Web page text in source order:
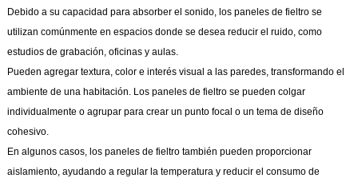
Debido a su capacidad para absorber el sonido, los paneles de fieltro se
utilizan comúnmente en espacios donde se desea reducir el ruido, como
estudios de grabación, oficinas y aulas.
Pueden agregar textura, color e interés visual a las paredes, transformando el
ambiente de una habitación. Los paneles de fieltro se pueden colgar
individualmente o agrupar para crear un punto focal o un tema de diseño
cohesivo.
En algunos casos, los paneles de fieltro también pueden proporcionar
aislamiento, ayudando a regular la temperatura y reducir el consumo de